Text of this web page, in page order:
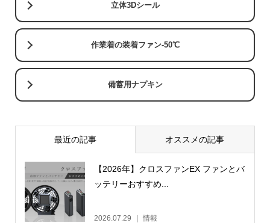
立体3Dシール
作業着の装着ファン-50℃
備蓄用ナプキン
最近の記事 オススメの記事
【2026年】クロスファンEX ファンとバ
ッテリーおすすめ...
2026.07.29 情報